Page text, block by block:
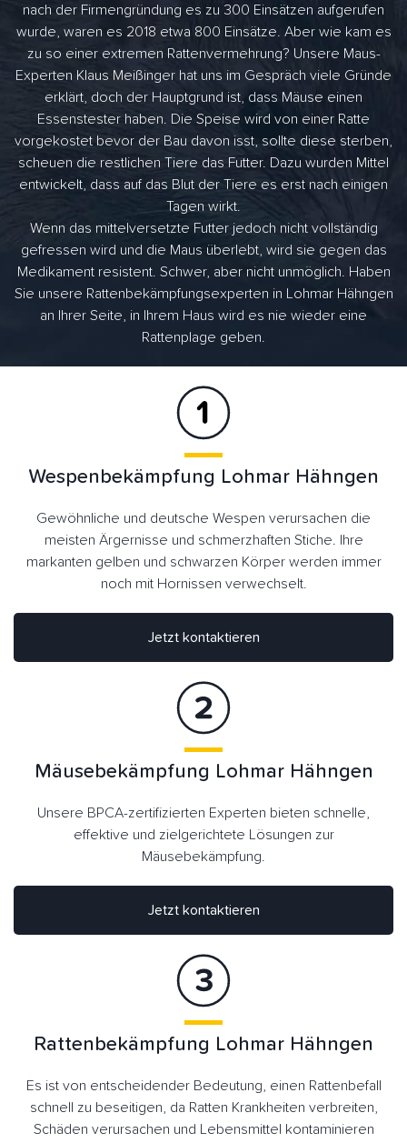
nach der Firmengründung es zu 300 Einsätzen aufgerufen
wurde, waren es 2018 etwa 800 Einsätze. Aber wie kam es
zu so einer extremen Rattenvermehrung? Unsere Maus-
Experten Klaus Meißinger hat uns im Gespräch viele Gründe
erklärt, doch der Hauptgrund ist, dass Mäuse einen
Essenstester haben. Die Speise wird von einer Ratte
vorgekostet bevor der Bau davon isst, sollte diese sterben,
scheuen die restlichen Tiere das Futter. Dazu wurden Mittel
entwickelt, dass auf das Blut der Tiere es erst nach einigen
Tagen wirkt.
Wenn das mittelversetzte Futter jedoch nicht vollständig
gefressen wird und die Maus überlebt, wird sie gegen das
Medikament resistent. Schwer, aber nicht unmöglich. Haben
Sie unsere Rattenbekämpfungsexperten in Lohmar Hähngen
an Ihrer Seite, in Ihrem Haus wird es nie wieder eine
Rattenplage geben.
Wespenbekämpfung Lohmar Hähngen
Gewöhnliche und deutsche Wespen verursachen die
meisten Ärgernisse und schmerzhaften Stiche. Ihre
markanten gelben und schwarzen Körper werden immer
noch mit Hornissen verwechselt.
Jetzt kontaktieren
Jetzt kontaktieren
Mäusebekämpfung Lohmar Hähngen
Unsere BPCA-zertifizierten Experten bieten schnelle,
effektive und zielgerichtete Lösungen zur
Mäusebekämpfung.
Rattenbekämpfung Lohmar Hähngen
Es ist von entscheidender Bedeutung, einen Rattenbefall
schnell zu beseitigen, da Ratten Krankheiten verbreiten,
Schäden verursachen und Lebensmittel kontaminieren